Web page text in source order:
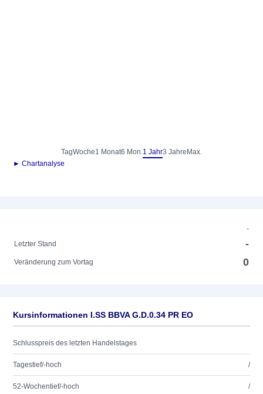
TagWoche1 Monat6 Mon.1 Jahr3 Jahre Max.
► Chartanalyse
-
Letzter Stand
-
Veränderung zum Vortag 0
Kursinformationen I.SS BBVA G.D.0.34 PR EO
Schlusspreis des letzten Handelstages
Tagestief/-hoch /
52-Wochentief/-hoch /